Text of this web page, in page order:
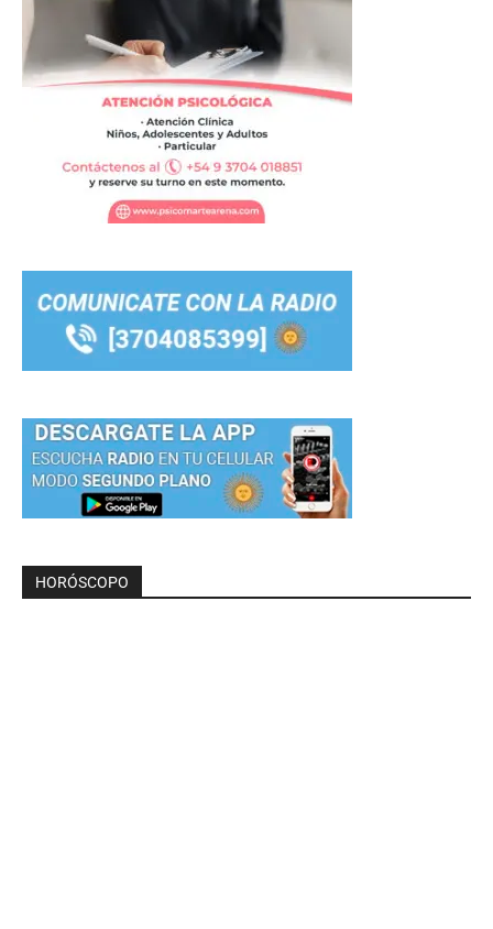
HORÓSCOPO